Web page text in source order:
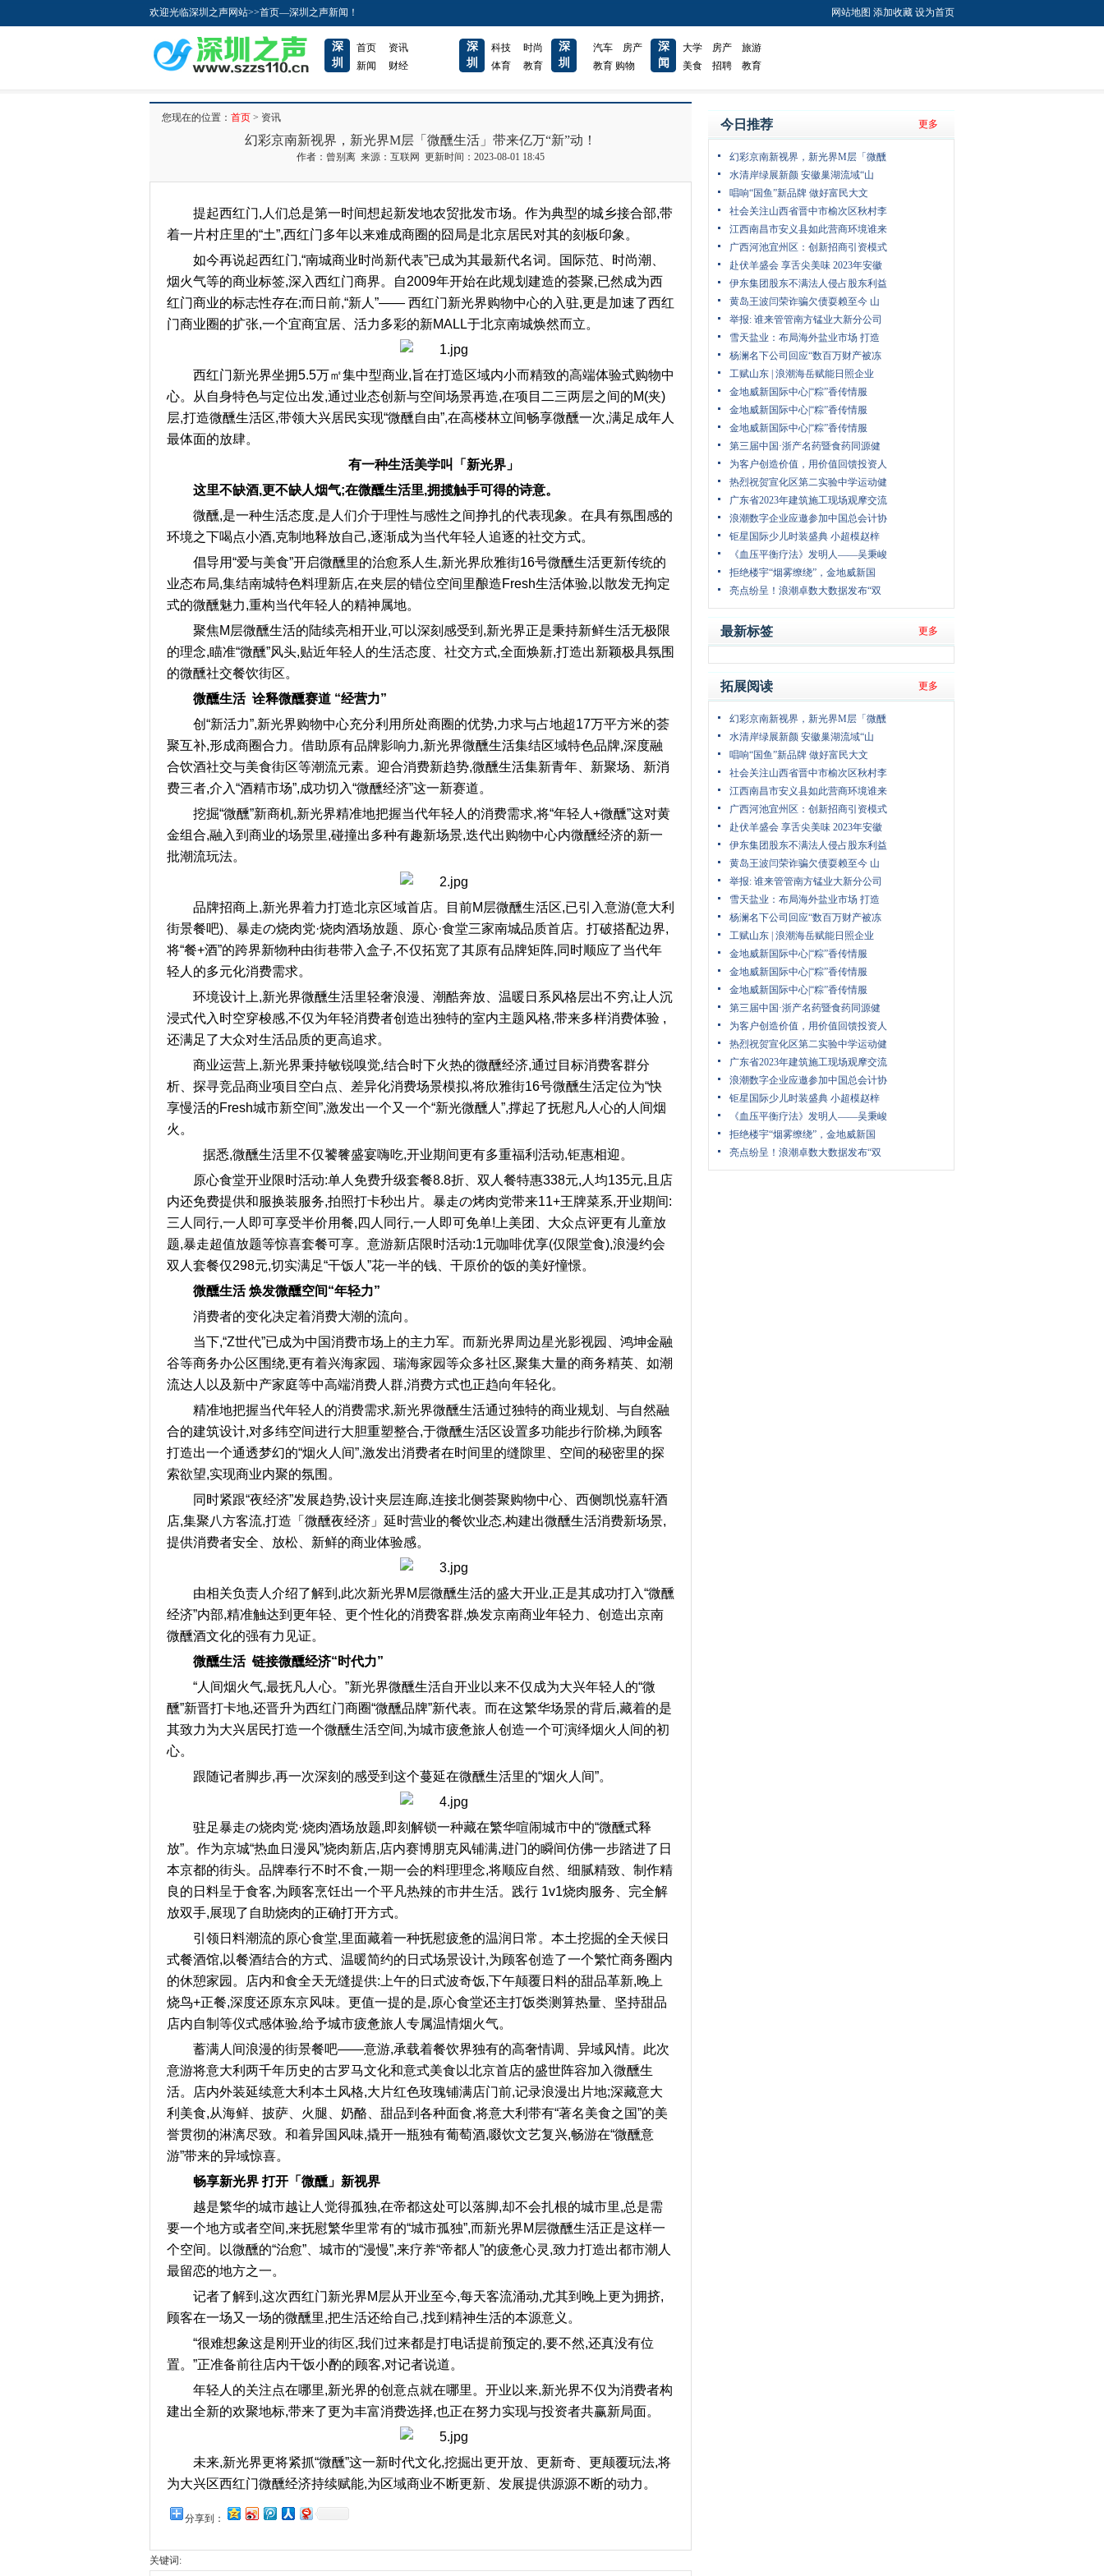
欢迎光临深圳之声网站>>首页—深圳之声新闻！ 网站地图 添加收藏 设为首页
深
圳
首页
资讯
新闻
财经
深
圳
科技
时尚
体育
教育
深
圳
汽车
房产
教育 购物
深
闻
大学 房产
旅游
美食
招聘 教育
您现在的位置： 首页 > 资讯
幻彩京南新视界，新光界M层「微醺生活」带来亿万“新”动！
作者：曾别离 来源：互联网 更新时间：2023-08-01 18:45
提起西红门,人们总是第一时间想起新发地农贸批发市场。作为典型的城乡接合部,带
着一片村庄里的“土”,西红门多年以来难成商圈的囧局是北京居民对其的刻板印象。
如今再说起西红门,“南城商业时尚新代表”已成为其最新代名词。国际范、时尚潮、
烟火气等的商业标签,深入西红门商界。自2009年开始在此规划建造的荟聚,已然成为西
红门商业的标志性存在;而日前,“新人”—— 西红门新光界购物中心的入驻,更是加速了西红
门商业圈的扩张,一个宜商宜居、活力多彩的新MALL于北京南城焕然而立。
西红门新光界坐拥5.5万㎡集中型商业,旨在打造区域内小而精致的高端体验式购物中
心。从自身特色与定位出发,通过业态创新与空间场景再造,在项目二三两层之间的M(夹)
层,打造微醺生活区,带领大兴居民实现“微醺自由”,在高楼林立间畅享微醺一次,满足成年人
最体面的放肆。
有一种生活美学叫「新光界」
这里不缺酒,更不缺人烟气;在微醺生活里,拥揽触手可得的诗意。
微醺,是一种生活态度,是人们介于理性与感性之间挣扎的代表现象。在具有氛围感的
环境之下喝点小酒,克制地释放自己,逐渐成为当代年轻人追逐的社交方式。
倡导用“爱与美食”开启微醺里的治愈系人生,新光界欣雅街16号微醺生活更新传统的
业态布局,集结南城特色料理新店,在夹层的错位空间里酿造Fresh生活体验,以散发无拘定
式的微醺魅力,重构当代年轻人的精神属地。
聚焦M层微醺生活的陆续亮相开业,可以深刻感受到,新光界正是秉持新鲜生活无极限
的理念,瞄准“微醺”风头,贴近年轻人的生活态度、社交方式,全面焕新,打造出新颖极具氛围
的微醺社交餐饮街区。
微醺生活 诠释微醺赛道 “经营力”
创“新活力”,新光界购物中心充分利用所处商圈的优势,力求与占地超17万平方米的荟
聚互补,形成商圈合力。借助原有品牌影响力,新光界微醺生活集结区域特色品牌,深度融
合饮酒社交与美食街区等潮流元素。迎合消费新趋势,微醺生活集新青年、新聚场、新消
费三者,介入“酒精市场”,成功切入“微醺经济”这一新赛道。
挖掘“微醺”新商机,新光界精准地把握当代年轻人的消费需求,将“年轻人+微醺”这对黄
金组合,融入到商业的场景里,碰撞出多种有趣新场景,迭代出购物中心内微醺经济的新一
批潮流玩法。
品牌招商上,新光界着力打造北京区域首店。目前M层微醺生活区,已引入意游(意大利
街景餐吧)、暴走の烧肉党·烧肉酒场放题、原心·食堂三家南城品质首店。打破搭配边界,
将“餐+酒”的跨界新物种由街巷带入盒子,不仅拓宽了其原有品牌矩阵,同时顺应了当代年
轻人的多元化消费需求。
环境设计上,新光界微醺生活里轻奢浪漫、潮酷奔放、温暖日系风格层出不穷,让人沉
浸式代入时空穿梭感,不仅为年轻消费者创造出独特的室内主题风格,带来多样消费体验 ,
还满足了大众对生活品质的更高追求。
商业运营上,新光界秉持敏锐嗅觉,结合时下火热的微醺经济,通过目标消费客群分
析、探寻竞品商业项目空白点、差异化消费场景模拟,将欣雅街16号微醺生活定位为“快
享慢活的Fresh城市新空间”,激发出一个又一个“新光微醺人”,撑起了抚慰凡人心的人间烟
火。
据悉,微醺生活里不仅饕餮盛宴嗨吃,开业期间更有多重福利活动,钜惠相迎。
原心食堂开业限时活动:单人免费升级套餐8.8折、双人餐特惠338元,人均135元,且店
内还免费提供和服换装服务,拍照打卡秒出片。暴走の烤肉党带来11+王牌菜系,开业期间:
三人同行,一人即可享受半价用餐,四人同行,一人即可免单!上美团、大众点评更有儿童放
题,暴走超值放题等惊喜套餐可享。意游新店限时活动:1元咖啡优享(仅限堂食),浪漫约会
双人套餐仅298元,切实满足“干饭人”花一半的钱、干原价的饭的美好憧憬。
微醺生活 焕发微醺空间“年轻力”
消费者的变化决定着消费大潮的流向。
当下,“Z世代”已成为中国消费市场上的主力军。而新光界周边星光影视园、鸿坤金融
谷等商务办公区围绕,更有着兴海家园、瑞海家园等众多社区,聚集大量的商务精英、如潮
流达人以及新中产家庭等中高端消费人群,消费方式也正趋向年轻化。
精准地把握当代年轻人的消费需求,新光界微醺生活通过独特的商业规划、与自然融
合的建筑设计,对多纬空间进行大胆重塑整合,于微醺生活区设置多功能步行阶梯,为顾客
打造出一个通透梦幻的“烟火人间”,激发出消费者在时间里的缝隙里、空间的秘密里的探
索欲望,实现商业内聚的氛围。
同时紧跟“夜经济”发展趋势,设计夹层连廊,连接北侧荟聚购物中心、西侧凯悦嘉轩酒
店,集聚八方客流,打造「微醺夜经济」延时营业的餐饮业态,构建出微醺生活消费新场景,
提供消费者安全、放松、新鲜的商业体验感。
由相关负责人介绍了解到,此次新光界M层微醺生活的盛大开业,正是其成功打入“微醺
经济”内部,精准触达到更年轻、更个性化的消费客群,焕发京南商业年轻力、创造出京南
微醺酒文化的强有力见证。
微醺生活 链接微醺经济“时代力”
“人间烟火气,最抚凡人心。”新光界微醺生活自开业以来不仅成为大兴年轻人的“微
醺”新晋打卡地,还晋升为西红门商圈“微醺品牌”新代表。而在这繁华场景的背后,藏着的是
其致力为大兴居民打造一个微醺生活空间,为城市疲惫旅人创造一个可演绎烟火人间的初
心。
跟随记者脚步,再一次深刻的感受到这个蔓延在微醺生活里的“烟火人间”。
驻足暴走の烧肉党·烧肉酒场放题,即刻解锁一种藏在繁华喧闹城市中的“微醺式释
放”。作为京城“热血日漫风”烧肉新店,店内赛博朋克风铺满,进门的瞬间仿佛一步踏进了日
本京都的街头。品牌奉行不时不食,一期一会的料理理念,将顺应自然、细腻精致、制作精
良的日料呈于食客,为顾客烹饪出一个平凡热辣的市井生活。践行 1v1烧肉服务、完全解
放双手,展现了自助烧肉的正确打开方式。
引领日料潮流的原心食堂,里面藏着一种抚慰疲惫的温润日常。本土挖掘的全天候日
式餐酒馆,以餐酒结合的方式、温暖简约的日式场景设计,为顾客创造了一个繁忙商务圈内
的休憩家园。店内和食全天无缝提供:上午的日式波奇饭,下午颠覆日料的甜品革新,晚上
烧鸟+正餐,深度还原东京风味。更值一提的是,原心食堂还主打饭类测算热量、坚持甜品
店内自制等仪式感体验,给予城市疲惫旅人专属温情烟火气。
蓄满人间浪漫的街景餐吧——意游,承载着餐饮界独有的高奢情调、异域风情。此次
意游将意大利两千年历史的古罗马文化和意式美食以北京首店的盛世阵容加入微醺生
活。店内外装延续意大利本土风格,大片红色玫瑰铺满店门前,记录浪漫出片地;深藏意大
利美食,从海鲜、披萨、火腿、奶酪、甜品到各种面食,将意大利带有“著名美食之国”的美
誉贯彻的淋漓尽致。和着异国风味,撬开一瓶独有葡萄酒,啜饮文艺复兴,畅游在“微醺意
游”带来的异域惊喜。
畅享新光界 打开「微醺」新视界
越是繁华的城市越让人觉得孤独,在帝都这处可以落脚,却不会扎根的城市里,总是需
要一个地方或者空间,来抚慰繁华里常有的“城市孤独”,而新光界M层微醺生活正是这样一
个空间。以微醺的“治愈”、城市的“漫慢”,来疗养“帝都人”的疲惫心灵,致力打造出都市潮人
最留恋的地方之一。
记者了解到,这次西红门新光界M层从开业至今,每天客流涌动,尤其到晚上更为拥挤,
顾客在一场又一场的微醺里,把生活还给自己,找到精神生活的本源意义。
“很难想象这是刚开业的街区,我们过来都是打电话提前预定的,要不然,还真没有位
置。”正准备前往店内干饭小酌的顾客,对记者说道。
年轻人的关注点在哪里,新光界的创意点就在哪里。开业以来,新光界不仅为消费者构
建出全新的欢聚地标,带来了更为丰富消费选择,也正在努力实现与投资者共赢新局面。
未来,新光界更将紧抓“微醺”这一新时代文化,挖掘出更开放、更新奇、更颠覆玩法,将
为大兴区西红门微醺经济持续赋能,为区域商业不断更新、发展提供源源不断的动力。
分享到：
关键词:
更多
今日推荐
幻彩京南新视界，新光界M层「微醺
水清岸绿展新颜 安徽巢湖流域“山
唱响“国鱼”新品牌 做好富民大文
社会关注山西省晋中市榆次区秋村李
江西南昌市安义县如此营商环境谁来
广西河池宜州区：创新招商引资模式
赴伏羊盛会 享舌尖美味 2023年安徽
伊东集团股东不满法人侵占股东利益
黄岛王波闫荣诈骗欠债耍赖至今 山
举报: 谁来管管南方锰业大新分公司
雪天盐业：布局海外盐业市场 打造
杨澜名下公司回应“数百万财产被冻
工赋山东 | 浪潮海岳赋能日照企业
金地威新国际中心|“粽”香传情服
金地威新国际中心|“粽”香传情服
金地威新国际中心|“粽”香传情服
第三届中国·浙产名药暨食药同源健
为客户创造价值，用价值回馈投资人
热烈祝贺宣化区第二实验中学运动健
广东省2023年建筑施工现场观摩交流
浪潮数字企业应邀参加中国总会计协
钜星国际少儿时装盛典 小超模赵梓
《血压平衡疗法》发明人——吴秉峻
拒绝楼宇“烟雾缭绕”，金地威新国
亮点纷呈！浪潮卓数大数据发布“双
更多
最新标签
更多
拓展阅读
幻彩京南新视界，新光界M层「微醺
水清岸绿展新颜 安徽巢湖流域“山
唱响“国鱼”新品牌 做好富民大文
社会关注山西省晋中市榆次区秋村李
江西南昌市安义县如此营商环境谁来
广西河池宜州区：创新招商引资模式
赴伏羊盛会 享舌尖美味 2023年安徽
伊东集团股东不满法人侵占股东利益
黄岛王波闫荣诈骗欠债耍赖至今 山
举报: 谁来管管南方锰业大新分公司
雪天盐业：布局海外盐业市场 打造
杨澜名下公司回应“数百万财产被冻
工赋山东 | 浪潮海岳赋能日照企业
金地威新国际中心|“粽”香传情服
金地威新国际中心|“粽”香传情服
金地威新国际中心|“粽”香传情服
第三届中国·浙产名药暨食药同源健
为客户创造价值，用价值回馈投资人
热烈祝贺宣化区第二实验中学运动健
广东省2023年建筑施工现场观摩交流
浪潮数字企业应邀参加中国总会计协
钜星国际少儿时装盛典 小超模赵梓
《血压平衡疗法》发明人——吴秉峻
拒绝楼宇“烟雾缭绕”，金地威新国
亮点纷呈！浪潮卓数大数据发布“双